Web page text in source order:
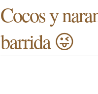
Cocos y
barrida 😜